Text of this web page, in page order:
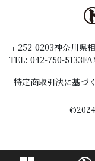
〒252-0203神奈川県
TEL: 042-750-5133
特定商取引法に基づ
©2024